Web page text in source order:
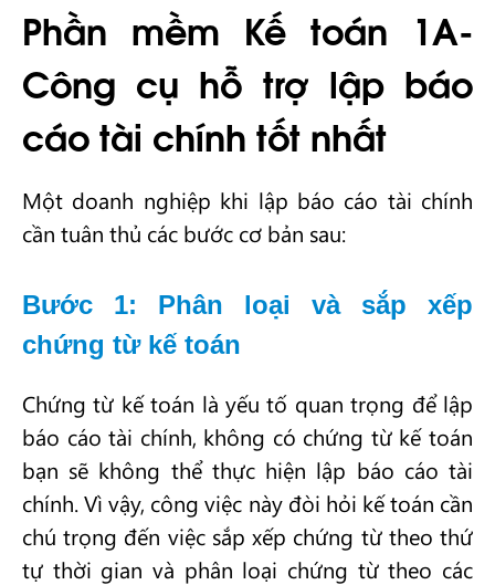
Phần mềm Kế toán 1A-
Công cụ hỗ trợ lập báo
cáo tài chính tốt nhất
Một doanh nghiệp khi lập báo cáo tài chính
cần tuân thủ các bước cơ bản sau:
Bước 1: Phân loại và sắp xếp
chứng từ kế toán
Chứng từ kế toán là yếu tố quan trọng để lập
báo cáo tài chính, không có chứng từ kế toán
bạn sẽ không thể thực hiện lập báo cáo tài
chính. Vì vậy, công việc này đòi hỏi kế toán cần
chú trọng đến việc sắp xếp chứng từ theo thứ
tự thời gian và phân loại chứng từ theo các